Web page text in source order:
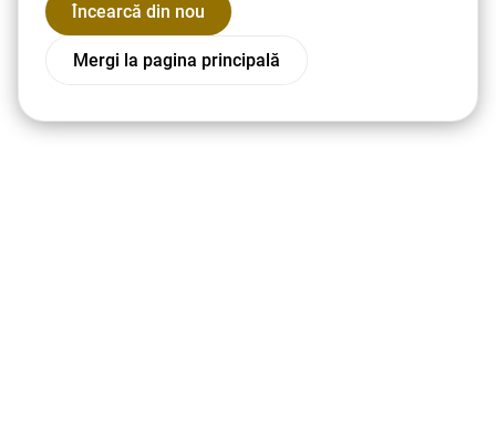
Încearcă din nou
Mergi la pagina principală